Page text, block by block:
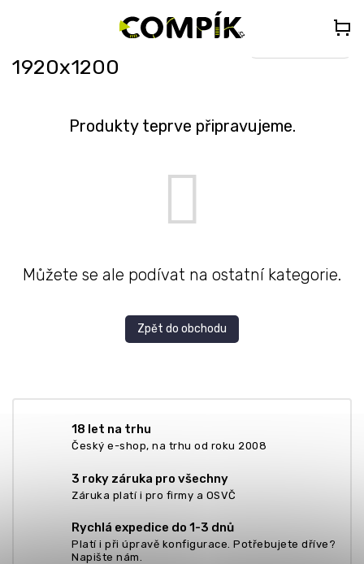
– Vyberte si Kingdom Come:
Deliverance II nebo Forza Horizon 5 (do poznámky uveďte „KCDII“
nebo „FORZA5“)
1920x1200
Produkty teprve připravujeme.
Můžete se ale podívat na ostatní kategorie.
Zpět do obchodu
18 let na trhu
Český e-shop, na trhu od roku 2008
3 roky záruka pro všechny
Záruka platí i pro firmy a OSVČ
Rychlá expedice do 1-3 dnů
Platí i při úpravě konfigurace. Potřebujete dříve?
Napište nám.